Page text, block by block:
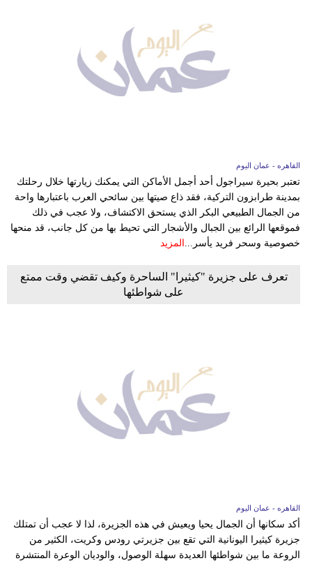
القاهره - عمان اليوم
تعتبر بحيرة سيراجول أحد أجمل الأماكن التي يمكنك زيارتها خلال رحلتك
بمدينة طرابزون التركية، فقد ذاع صيتها بين سائحي العرب باعتبارها واحة
من الجمال الطبيعي البكر الذي يستحق الاكتشاف، ولا عجب في ذلك
فموقعها الرائع بين الجبال والأشجار التي تحيط بها من كل جانب، قد منحها
خصوصية وسحر فريد يأسر... المزيد
تعرف على جزيرة "كيثيرا" الساحرة وكيف تقضي وقت ممتع
على شواطئها
القاهره - عمان اليوم
أكد سكانها أن الجمال يحيا ويعيش في هذه الجزيرة، لذا لا عجب أن تمتلك
جزيرة كيثيرا اليونانية التي تقع بين جزيرتي رودس وكريت، الكثير من
الروعة ما بين شواطئها العديدة سهلة الوصول، والوديان الوعرة المنتشرة